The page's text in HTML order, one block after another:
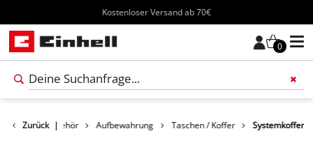
Kostenloser Versand ab 70€
0
Zurück |
Zubehör Aufbewahrung Taschen / Koffer Systemkoffer